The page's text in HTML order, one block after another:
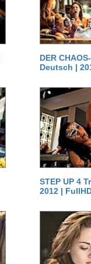
DER
Deutsch |
STEP UP 4
2012 |